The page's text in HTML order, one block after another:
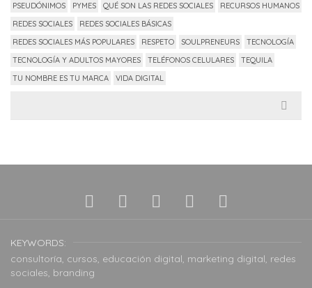
PSEUDÓNIMOS
PYMES QUÉ SON LAS REDES SOCIALES
RECURSOS HUMANOS
REDES SOCIALES
REDES SOCIALES BÁSICAS
REDES SOCIALES MÁS POPULARES
RESPETO SOULPRENEURS
TECNOLOGÍA
TECNOLOGÍA Y ADULTOS MAYORES
TELÉFONOS CELULARES
TEQUILA
TU NOMBRE ES TU MARCA
VIDA DIGITAL
KEYWORDS:
consultoría, cursos, educación digital, marketing digital, redes
sociales, branding